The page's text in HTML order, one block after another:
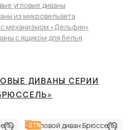
угловые диваны
из микровельвета
с механизмом «Дельфин»
с ящиком для белья
ДИВАНЫ СЕРИИ
-27%